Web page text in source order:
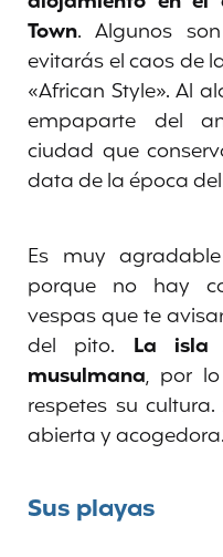
Town. Algunos
evitarás el caos de
«African Style». Al
empaparte del
ciudad que
data de la época
Es muy
porque no hay
vespas que te
del pito. La isla
musulmana, por
respetes su
abierta y acogedora.
Sus playas